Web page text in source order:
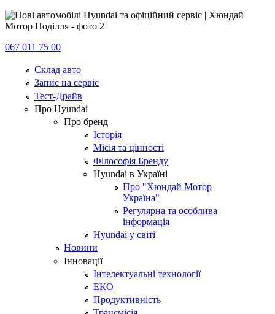
067 011 75 00
Склад авто
Запис на сервіс
Тест-Драйв
Про Hyundai
Про бренд
Історія
Місія та цінності
Філософія Бренду
Hyundai в Україні
Про "Хюндай Мотор
Україна"
Регулярна та особлива
інформація
Hyundai у світі
Новини
Інновації
Інтелектуальні технології
ЕКО
Продуктивність